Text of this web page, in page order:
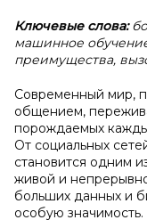
Ключевые слова:
машинное
преимущества,
Современный мир,
общением,
порождаемых
От социальных
становится одним
живой и
больших данных и
особую